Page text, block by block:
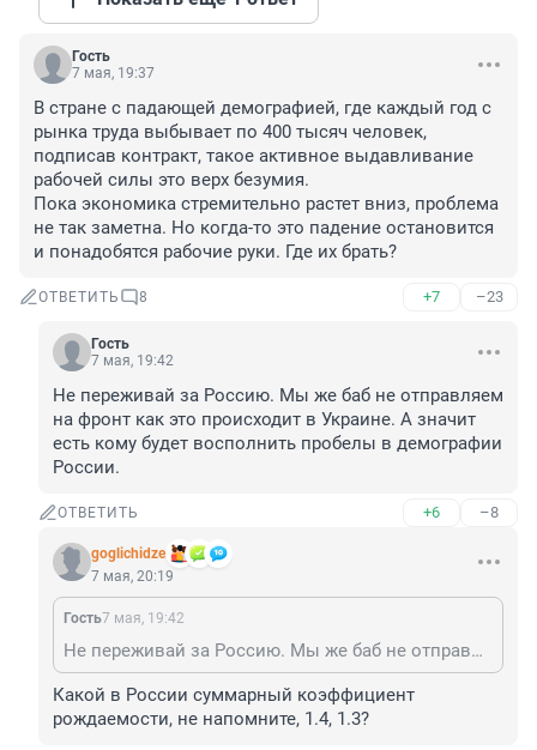
Гость
7 мая, 19:37
В стране с падающей демографией, где каждый год с
рынка труда выбывает по 400 тысяч человек,
подписав контракт, такое активное выдавливание
рабочей силы это верх безумия.
Пока экономика стремительно растет вниз, проблема
не так заметна. Но когда-то это падение остановится
и понадобятся рабочие руки. Где их брать?
ОТВЕТИТЬ 8 +7 –23
Гость
7 мая, 19:42
Не переживай за Россию. Мы же баб не отправляем
на фронт как это происходит в Украине. А значит
есть кому будет восполнить пробелы в демографии
России.
ОТВЕТИТЬ +6 –8
goglichidze
7 мая, 20:19
Гость7 мая, 19:42
Не переживай за Россию. Мы же баб не отправляем на фронт как это происходит в Украине. А значит есть кому будет восполнить пробелы в демографии России.
Какой в России суммарный коэффициент
рождаемости, не напомните, 1.4, 1.3?